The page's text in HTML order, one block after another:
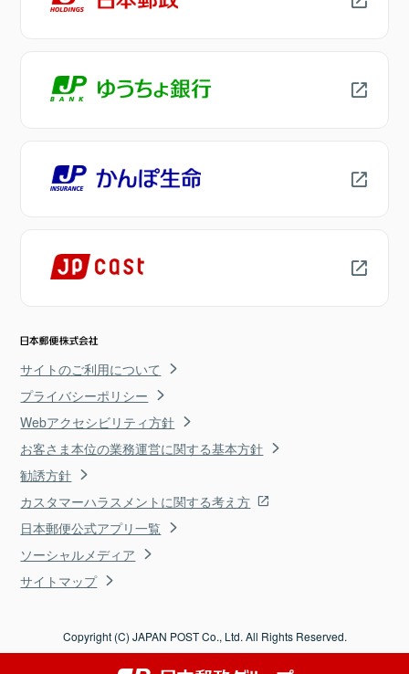
サイトのご利用について
プライバシーポリシー
Webアクセシビリティ方針
お客さま本位の業務運営に関する基本方針
勧誘方針
カスタマーハラスメントに関する考え方
日本郵便公式アプリ一覧
ソーシャルメディア
サイトマップ
Copyright (C) JAPAN POST Co., Ltd. All Rights Reserved.